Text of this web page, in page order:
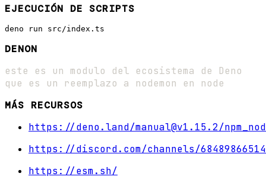
EJECUCIÓN DE SCRIPTS
DENON
este es un modulo del ecosistema de Deno
que es un reemplazo a nodemon en node
MÁS RECURSOS
https://deno.land/manual@v1.15.2/
https://discord.com/channels/
https://esm.sh/